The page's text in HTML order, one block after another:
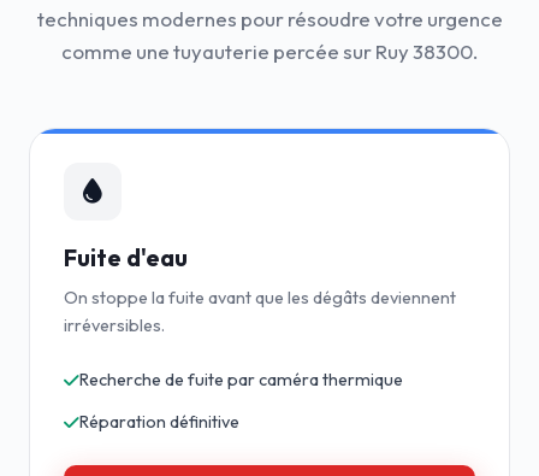
techniques modernes pour résoudre votre urgence
comme une tuyauterie percée sur Ruy 38300.
Fuite d'eau
On stoppe la fuite avant que les dégâts deviennent
irréversibles.
Recherche de fuite par caméra thermique
Réparation définitive